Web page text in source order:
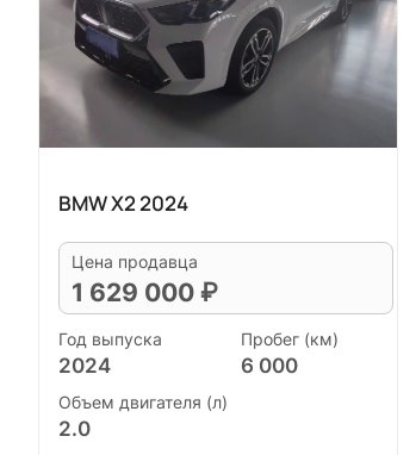
BMW X2 2024
Цена продавца
1 629 000 ₽
Год выпуска
2024
Пробег (км)
6 000
Объем двигателя (л)
2.0